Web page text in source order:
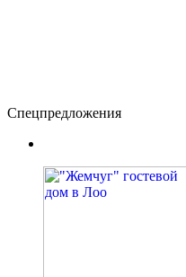
Спецпредложения